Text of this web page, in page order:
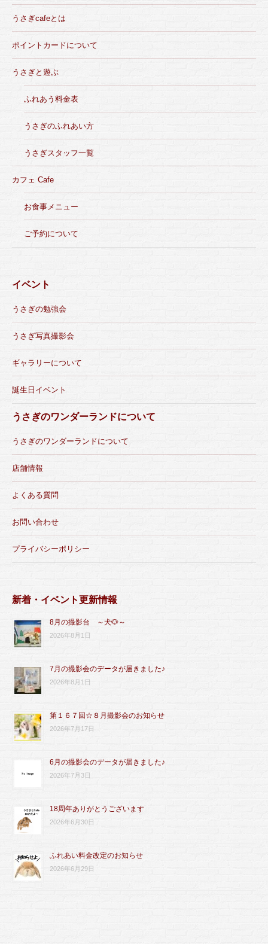
うさぎcafeとは
ポイントカードについて
うさぎと遊ぶ
ふれあう料金表
うさぎのふれあい方
うさぎスタッフ一覧
カフェ Cafe
お食事メニュー
ご予約について
イベント
うさぎの勉強会
うさぎ写真撮影会
ギャラリーについて
誕生日イベント
うさぎのワンダーランドについて
うさぎのワンダーランドについて
店舗情報
よくある質問
お問い合わせ
プライバシーポリシー
新着・イベント更新情報
8月の撮影台 ～犬🐶～
2026年8月1日
7月の撮影会のデータが届きました♪
2026年8月1日
第１６７回☆８月撮影会のお知らせ
2026年7月17日
6月の撮影会のデータが届きました♪
2026年7月3日
18周年ありがとうございます
2026年6月30日
ふれあい料金改定のお知らせ
2026年6月29日